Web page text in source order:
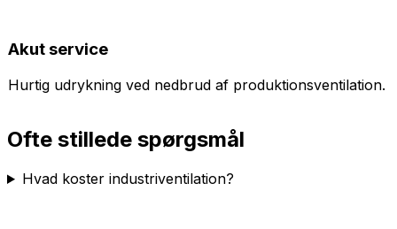
Akut service
Hurtig udrykning ved nedbrud af produktionsventilation.
Ofte stillede spørgsmål
Hvad koster industriventilation?